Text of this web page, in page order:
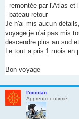
- remontée par l'Atlas et
- bateau retour
Je n'ai mis aucun
voyage je n'ai pas mis
descendre plus au sud
Le tout a pris 1 mois en
Bon voyage
l'occitan
Apprenti confirmé